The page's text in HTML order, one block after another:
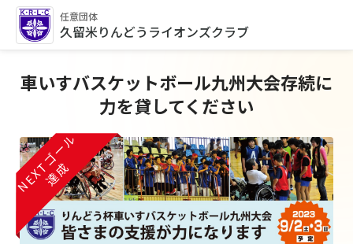
任意団体
久留米りんどうライオンズクラブ
車いすバスケットボール九州大会存続に
力を貸してください
NEXTゴール
達成